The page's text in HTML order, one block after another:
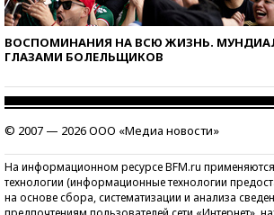
ВОСПОМИНАНИЯ НА ВСЮ ЖИЗНЬ.
ГЛАЗАМИ БОЛЕЛЬЩИКОВ
© 2007 — 2026 ООО «Медиа новости»
На информационном ресурсе BFM.ru
технологии (информационные технологии
на основе сбора, систематизации и анализа